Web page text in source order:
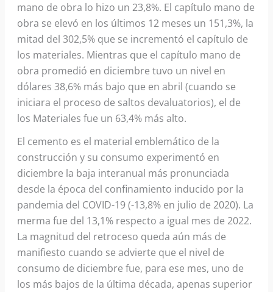
mano de obra lo hizo un 23,8%. El capítulo mano de
obra se elevó en los últimos 12 meses un 151,3%, la
mitad del 302,5% que se incrementó el capítulo de
los materiales. Mientras que el capítulo mano de
obra promedió en diciembre tuvo un nivel en
dólares 38,6% más bajo que en abril (cuando se
iniciara el proceso de saltos devaluatorios), el de
los Materiales fue un 63,4% más alto.
El cemento es el material emblemático de la
construcción y su consumo experimentó en
diciembre la baja interanual más pronunciada
desde la época del confinamiento inducido por la
pandemia del COVID-19 (-13,8% en julio de 2020). La
merma fue del 13,1% respecto a igual mes de 2022.
La magnitud del retroceso queda aún más de
manifiesto cuando se advierte que el nivel de
consumo de diciembre fue, para ese mes, uno de
los más bajos de la última década, apenas superior